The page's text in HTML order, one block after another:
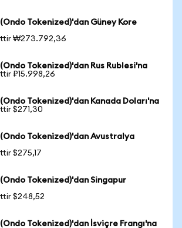
Tokenized)'dan Güney Kore
₩273.792,36
Tokenized)'dan Rus Rublesi'na
₽15.998,26
Tokenized)'dan Kanada Doları'na
$271,30
Tokenized)'dan Avustralya
$275,17
Tokenized)'dan Singapur
$248,52
Tokenized)'dan İsviçre Frangı'na